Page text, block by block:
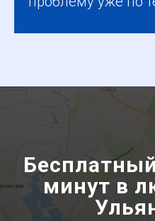
минут в